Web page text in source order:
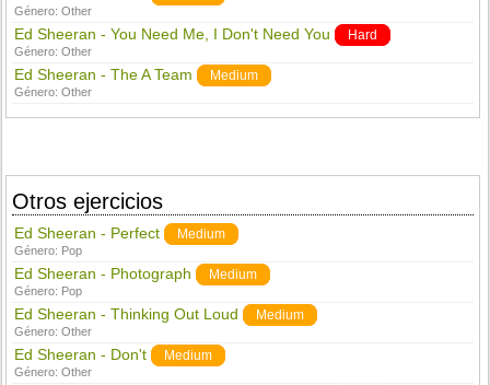
Género:Other
Ed Sheeran - You Need Me, I Don't Need You Hard
Género:Other
Ed Sheeran - The A Team Medium
Género:Other
Otros ejercicios
Ed Sheeran - Perfect Medium
Género: Pop
Ed Sheeran - Photograph Medium
Género: Pop
Ed Sheeran - Thinking Out Loud Medium
Género:Other
Ed Sheeran - Don't Medium
Género:Other